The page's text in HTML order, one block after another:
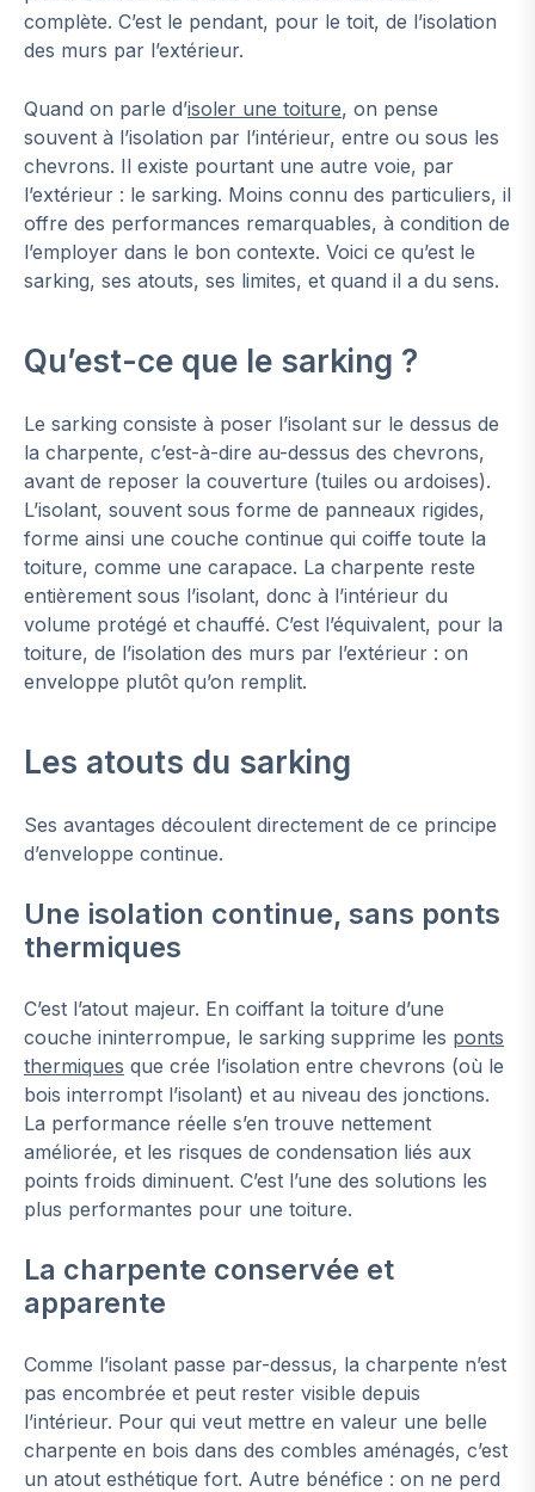
complète. C’est le pendant, pour le toit, de l’isolation
des murs par l’extérieur.
Quand on parle d’isoler une toiture, on pense
souvent à l’isolation par l’intérieur, entre ou sous les
chevrons. Il existe pourtant une autre voie, par
l’extérieur : le sarking. Moins connu des particuliers, il
offre des performances remarquables, à condition de
l’employer dans le bon contexte. Voici ce qu’est le
sarking, ses atouts, ses limites, et quand il a du sens.
Qu’est-ce que le sarking ?
Le sarking consiste à poser l’isolant sur le dessus de
la charpente, c’est-à-dire au-dessus des chevrons,
avant de reposer la couverture (tuiles ou ardoises).
L’isolant, souvent sous forme de panneaux rigides,
forme ainsi une couche continue qui coiffe toute la
toiture, comme une carapace. La charpente reste
entièrement sous l’isolant, donc à l’intérieur du
volume protégé et chauffé. C’est l’équivalent, pour la
toiture, de l’isolation des murs par l’extérieur : on
enveloppe plutôt qu’on remplit.
Les atouts du sarking
Ses avantages découlent directement de ce principe
d’enveloppe continue.
Une isolation continue, sans ponts
thermiques
C’est l’atout majeur. En coiffant la toiture d’une
couche ininterrompue, le sarking supprime les ponts
thermiques que crée l’isolation entre chevrons (où le
bois interrompt l’isolant) et au niveau des jonctions.
La performance réelle s’en trouve nettement
améliorée, et les risques de condensation liés aux
points froids diminuent. C’est l’une des solutions les
plus performantes pour une toiture.
La charpente conservée et
apparente
Comme l’isolant passe par-dessus, la charpente n’est
pas encombrée et peut rester visible depuis
l’intérieur. Pour qui veut mettre en valeur une belle
charpente en bois dans des combles aménagés, c’est
un atout esthétique fort. Autre bénéfice : on ne perd